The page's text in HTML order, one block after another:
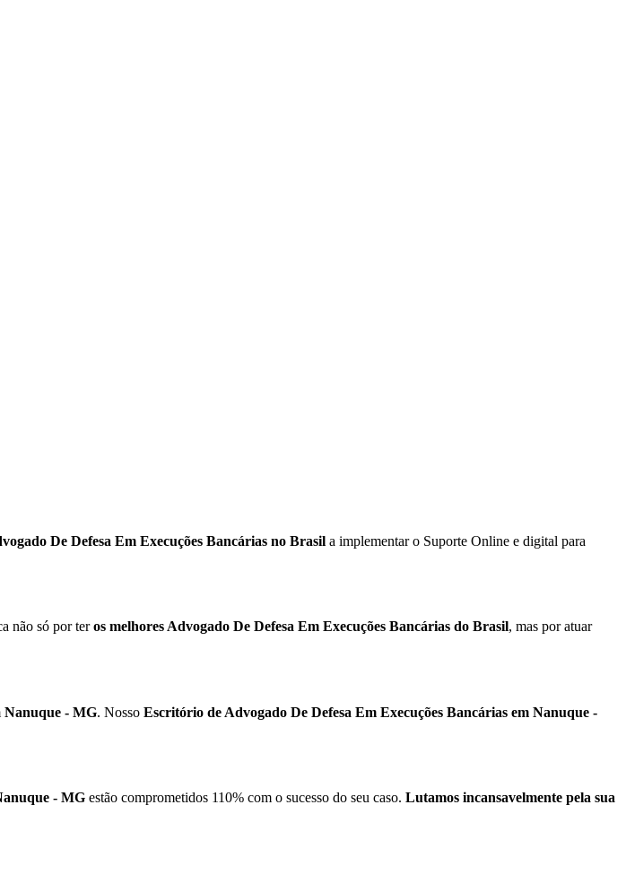
De Defesa Em Execuções Bancárias no Brasil a implementar o Suporte Online e digital para
não só por teros melhores Advogado De Defesa Em Execuções Bancárias do Brasil, mas por atuar
Nanuque - MG. Nosso Escritório de Advogado De Defesa Em Execuções Bancárias em Nanuque -
- MG estão comprometidos 110% com o sucesso do seu caso. Lutamos incansavelmente pela sua